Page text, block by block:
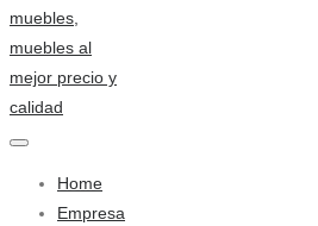
Home
Empresa